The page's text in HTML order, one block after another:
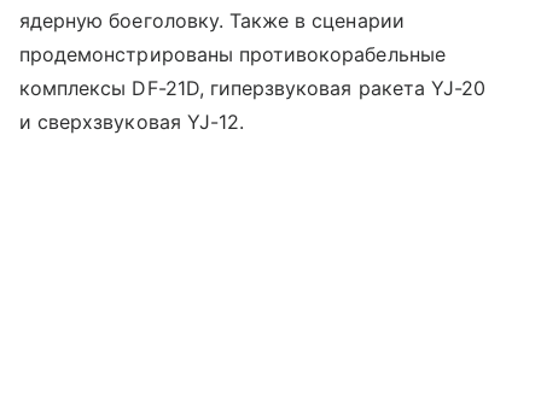
ядерную боеголовку. Также в сценарии
продемонстрированы противокорабельные
комплексы DF-21D, гиперзвуковая ракета YJ-20
и сверхзвуковая YJ-12.